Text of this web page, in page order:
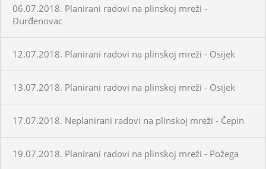
06.07.2018. Planirani radovi na plinskoj mreži -
Đurđenovac
12.07.2018. Planirani radovi na plinskoj mreži - Osijek
13.07.2018. Planirani radovi na plinskoj mreži - Osijek
17.07.2018. Neplanirani radovi na plinskoj mreži - Čepin
19.07.2018. Planirani radovi na plinskoj mreži - Požega